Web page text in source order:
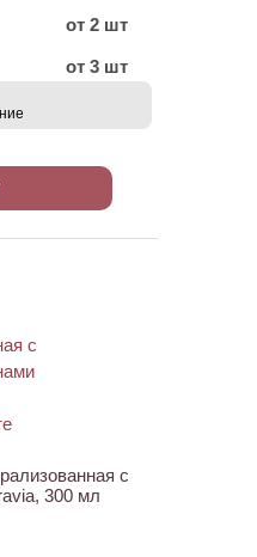
от 2 шт
от 3 шт
с
300 мл